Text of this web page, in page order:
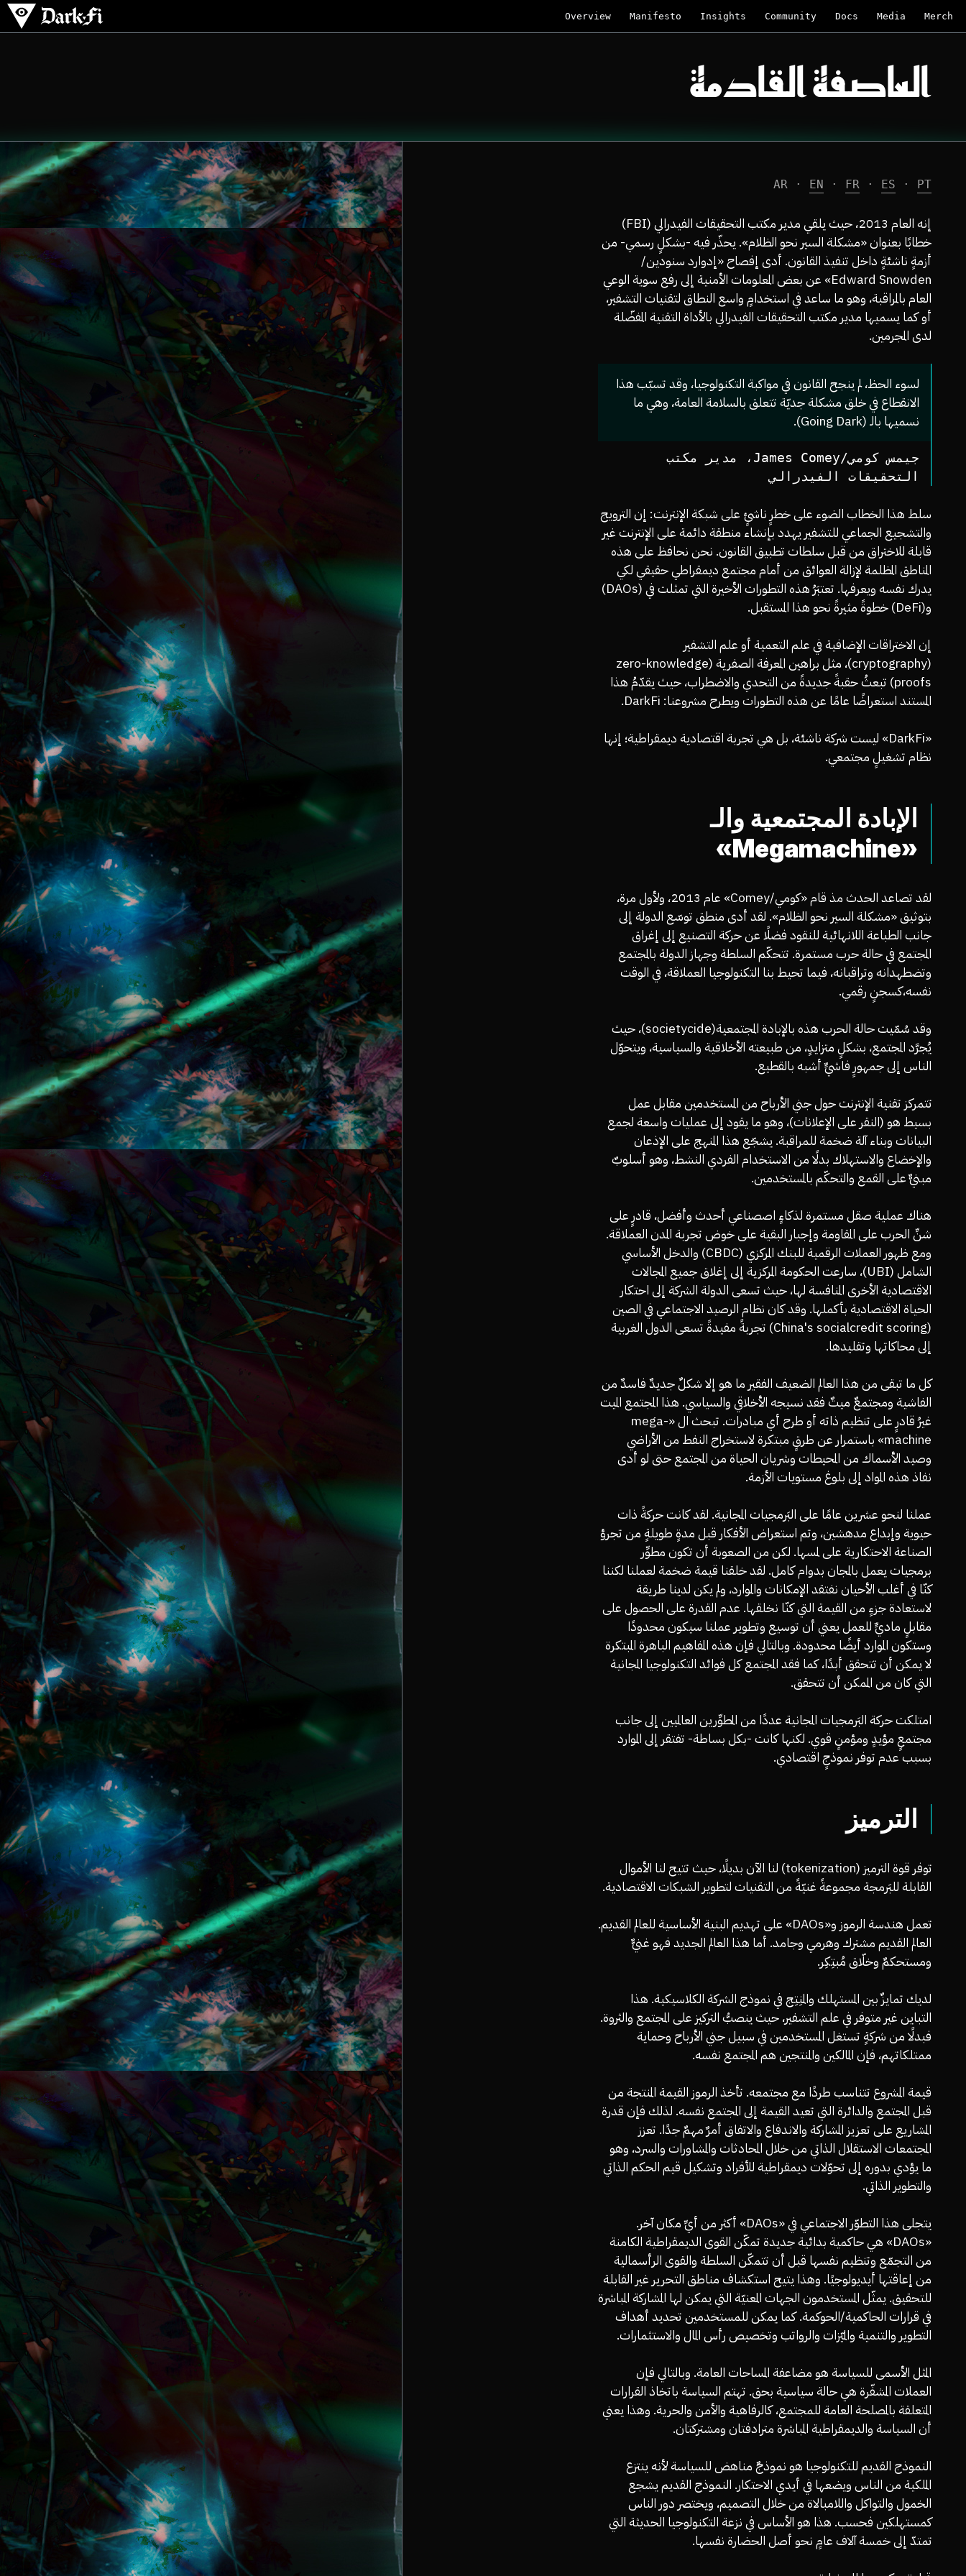
Overview Manifesto Insights Community Docs Media Merch
العاصفة القادمة
AR · EN · FR · ES · PT
إنه العام 2013، حيث يلقي مدير مكتب التحقيقات الفيدرالي (FBI)
خطابًا بعنوان «مشكلة السير نحو الظلام». يحذّر فيه -بشكلٍ رسمي- من
أزمةٍ ناشئةٍ داخل تنفيذ القانون. أدى إفصاح «إدوارد سنودين/
Edward Snowden» عن بعض المعلومات الأمنية إلى رفع سوية الوعي
العام بالمراقبة، وهو ما ساعد في استخدامٍ واسع النطاق لتقنيات التشفير،
أو كما يسميها مدير مكتب التحقيقات الفيدرالي بالأداة التقنية المفضّلة
لدى المجرمين.
لسوء الحظ، لم ينجح القانون في مواكبة التكنولوجيا، وقد تسبّب هذا
الانقطاع في خلق مشكلة جديّة تتعلق بالسلامة العامة، وهي ما
نسميها بالـ (Going Dark).
جيمس كومي/James Comey، مدير مكتب
التحقيقات الفيدرالي
سلط هذا الخطاب الضوء على خطرٍ ناشئٍ على شبكة الإنترنت: إن الترويج
والتشجيع الجماعي للتشفير يهدد بإنشاء منطقة دائمة على الإنترنت غير
قابلة للاختراق من قبل سلطات تطبيق القانون. نحن نحافظ على هذه
المناطق المظلمة لإزالة العوائق من أمام مجتمع ديمقراطي حقيقي لكي
يدرك نفسه ويعرفها. تعتبَرُ هذه التطورات الأخيرة التي تمثلت في (DAOs)
و(DeFi) خطوةً مثيرةً نحو هذا المستقبل.
إن الاختراقات الإضافية في علم التعمية أو علم التشفير
(cryptography)، مثل براهين المعرفة الصفرية (zero-knowledge
proofs) تبعثُ حقبةً جديدةً من التحدي والاضطراب، حيث يقدّمُ هذا
المستند استعراضًا عامًا عن هذه التطورات ويطرح مشروعنا: DarkFi.
«DarkFi» ليست شركة ناشئة، بل هي تجربة اقتصادية ديمقراطية؛ إنها
نظام تشغيلٍ مجتمعي.
الإبادة المجتمعية والـ
«Megamachine»
لقد تصاعد الحدث مذ قام «كومي/Comey» عام 2013، ولأول مرة،
بتوثيق «مشكلة السير نحو الظلام». لقد أدى منطق توسّع الدولة إلى
جانب الطباعة اللانهائية للنقود فضلًا عن حركة التصنيع إلى إغراق
المجتمع في حالة حرب مستمرة. تتحكّم السلطة وجهاز الدولة بالمجتمع
وتضطهدانه وتراقبانه، فيما تحيط بنا التكنولوجيا العملاقة، في الوقت
نفسه،كسجنٍ رقمي.
وقد سُمّيت حالة الحرب هذه بالإبادة المجتمعية(societycide)، حيث
يُجرَّد المجتمع، بشكلٍ متزايدٍ، من طبيعته الأخلاقية والسياسية، ويتحوّل
الناس إلى جمهورٍ فاشيٍّ أشبه بالقطيع.
تتمركز تقنية الإنترنت حول جني الأرباح من المستخدمين مقابل عمل
بسيط هو (النقر على الإعلانات)، وهو ما يقود إلى عمليات واسعة لجمع
البيانات وبناء آلة ضخمة للمراقبة. يشجّع هذا المنهج على الإذعان
والإخضاع والاستهلاك بدلًا من الاستخدام الفردي النشط، وهو أسلوبٌ
مبنيٌّ على القمع والتحكّم بالمستخدمين.
هناك عملية صقل مستمرة لذكاءٍ اصصناعي أحدث وأفضل، قادرٍ على
شنِّ الحرب على المقاومة وإجبار البقية على خوض تجربة المدن العملاقة.
ومع ظهور العملات الرقمية للبنك المركزي (CBDC) والدخل الأساسي
الشامل (UBI)، سارعت الحكومة المركزية إلى إغلاق جميع المجالات
الاقتصادية الأخرى المنافسة لها، حيث تسعى الدولة الشركة إلى احتكار
الحياة الاقتصادية بأكملها. وقد كان نظام الرصيد الاجتماعي في الصين
(China's socialcredit scoring) تجربةً مفيدةً تسعى الدول الغربية
إلى محاكاتها وتقليدها.
كل ما تبقى من هذا العالم الضعيف الفقير ما هو إلا شكلٌ جديدٌ فاسدٌ من
الفاشية ومجتمعٌ ميتٌ فقد نسيجه الأخلاقي والسياسي. هذا المجتمع الميت
غيرُ قادرٍ على تنظيم ذاته أو طرح أي مبادرات. تبحث ال «mega-
machine» باستمرار عن طرقٍ مبتكرة لاستخراج النفط من الأراضي
وصيد الأسماك من المحيطات وشريان الحياة من المجتمع حتى لو أدى
نفاذ هذه المواد إلى بلوغ مستويات الأزمة.
عملنا لنحو عشرين عامًا على البَرمجيات المجانية. لقد كانت حركةً ذات
حيوية وإبداع مدهشين، وتم استعراض الأفكار قبل مدةٍ طويلةٍ من تجرؤ
الصناعة الاحتكارية على لمسها. لكن من الصعوبة أن تكون مطوِّر
برمجيات يعمل بالمجان بدوام كامل. لقد خلقنا قيمة ضخمة لعملنا لكننا
كنّا في أغلب الأحيان نفتقد الإمكانات والموارد، ولم يكن لدينا طريقة
لاستعادة جزءٍ من القيمة التي كنّا نخلقها. عدم القدرة على الحصول على
مقابلٍ ماديٍّ للعمل يعني أن توسيع وتطوير عملنا سيكون محدودًا
وستكون الموارد أيضًا محدودة. وبالتالي فإن هذه المفاهيم الباهرة المبتكرة
لا يمكن أن تتحقق أبدًا، كما فقد المجتمع كل فوائد التكنولوجيا المجانية
التي كان من الممكن أن تتحقق.
امتلكت حركة البَرمجيات المجانية عددًا من المطوِّرين العالميين إلى جانب
مجتمعٍ مؤيدٍ ومؤمنٍ قوي. لكنها كانت -بكل بساطة- تفتقر إلى الموارد
بسبب عدم توفر نموذجٍ اقتصادي.
الترميز
توفر قوة الترميز (tokenization) لنا الآن بديلًا، حيث تتيح لنا الأموال
القابلة للبَرمجة مجموعةً غنيّةً من التقنيات لتطوير الشبكات الاقتصادية.
تعمل هندسة الرموز و«DAOs» على تهديم البنية الأساسية للعالم القديم.
العالم القديم مشترك وهرمي وجامد. أما هذا العالم الجديد فهو غنيٌّ
ومستحكمٌ وخلّاق مُبتِكِر.
لديك تمايزٌ بين المستهلك والمنِتِج في نموذج الشركة الكلاسيكية. هذا
التباين غير متوفر في علم التشفير، حيث ينصبُّ التركيز على المجتمع والثروة.
فبدلًا من شركةٍ تستغل المستخدمين في سبيل جني الأرباح وحماية
ممتلكاتهم، فإن المالكين والمنتجين هم المجتمع نفسه.
قيمة المشروع تتناسب طردًا مع مجتمعه. تأخذ الرموز القيمة المنتجة من
قبل المجتمع والدائرة التي تعيد القيمة إلى المجتمع نفسه. لذلك فإن قدرة
المشاريع على تعزيز المشاركة والاندفاع والاتفاق أمرٌ مهمٌ جدًا. تعزز
المجتمعات الاستقلال الذاتي من خلال المحادثات والمشاورات والسرد، وهو
ما يؤدي بدوره إلى تحوّلات ديمقراطية للأفراد وتشكيل قيم الحكم الذاتي
والتطوير الذاتي.
يتجلى هذا التطوّر الاجتماعي في «DAOs» أكثر من أيِّ مكان آخر.
«DAOs» هي حاكمية بدائية جديدة تمكّن القوى الديمقراطية الكامنة
من التجمّع وتنظيم نفسها قبل أن تتمكّن السلطة والقوى الرأسمالية
من إعاقتها أيديولوجيًا. وهذا يتيح استكشاف مناطق التحرير غير القابلة
للتحقيق. يمثّل المستخدمون الجهات المعنيّة التي يمكن لها المشاركة المباشرة
في قرارات الحاكمية/الحوكمة. كما يمكن للمستخدمين تحديد أهداف
التطوير والتنمية والميّزات والرواتب وتخصيص رأس المال والاستثمارات.
المثل الأسمى للسياسة هو مضاعفة المساحات العامة. وبالتالي فإن
العملات المشفّرة هي حالة سياسية بحق. تهتم السياسة باتخاذ القرارات
المتعلقة بالمصلحة العامة للمجتمع، كالرفاهية والأمن والحرية. وهذا يعني
أن السياسة والديمقراطية المباشرة مترادفتان ومشتركتان.
النموذج القديم للتكنولوجيا هو نموذجٌ مناهض للسياسة لأنه ينتزع
الملكية من الناس ويضعها في أيدي الاحتكار. النموذج القديم يشجع
الخمول والتواكل واللامبالاة من خلال التصميم، ويختصر دور الناس
كمستهلكين فحسب. هذا هو الأساس في نزعة التكنولوجيا الحديثة التي
تمتدّ إلى خمسة آلاف عامٍ نحو أصل الحضارة نفسها.